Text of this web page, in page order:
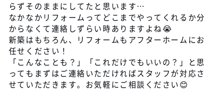
らずそのままにしてたと思います…
なかなかリフォームってどこまでやってくれるか分
からなくて連絡しずらい時ありますよね😭
新築はもちろん、リフォームもアフターホームにお
任せください！
「こんなことも？」「これだけでもいいの？」と思
ってもまずはご連絡いただければスタッフが対応さ
せていただきます。お気軽にご相談ください😊